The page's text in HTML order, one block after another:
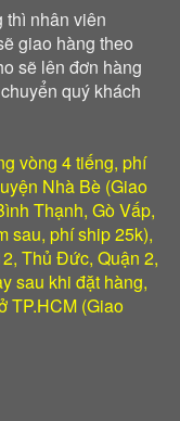
thì nhân viên
giao hàng theo
sẽ lên đơn hàng
quý khách
vòng 4 tiếng, phí
Nhà Bè (Giao
Thạnh, Gò Vấp,
sau, phí ship 25k),
Thủ Đức, Quận 2,
sau khi đặt hàng,
TP.HCM (Giao